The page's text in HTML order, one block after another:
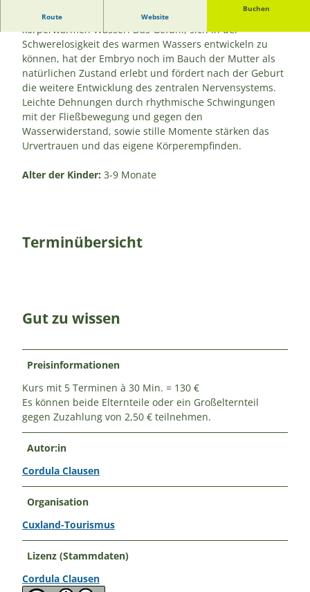
Route Website
Buchen
Entspannung, Spiel und Spaß für Eltern mit Babys in
körperwarmen Wasser. Das Gefühl, sich in der
Schwerelosigkeit des warmen Wassers entwickeln zu
können, hat der Embryo noch im Bauch der Mutter als
natürlichen Zustand erlebt und fördert nach der Geburt
die weitere Entwicklung des zentralen Nervensystems.
Leichte Dehnungen durch rhythmische Schwingungen
mit der Fließbewegung und gegen den
Wasserwiderstand, sowie stille Momente stärken das
Urvertrauen und das eigene Körperempfinden.
Alter der Kinder: 3-9 Monate
Terminübersicht
Gut zu wissen
Preisinformationen
Kurs mit 5 Terminen à 30 Min. = 130 €
Es können beide Elternteile oder ein Großelternteil
gegen Zuzahlung von 2,50 € teilnehmen.
Autor:in
Cordula Clausen
Organisation
Cuxland-Tourismus
Lizenz (Stammdaten)
Cordula Clausen